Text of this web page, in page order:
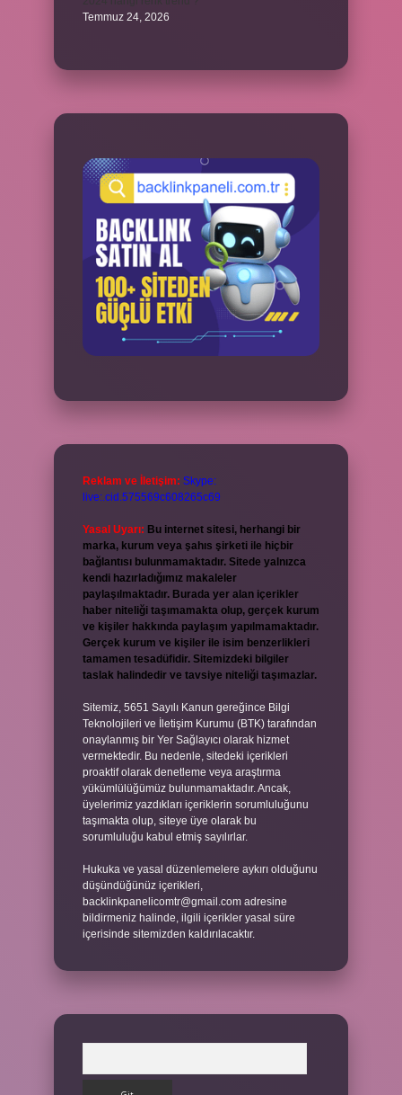
Temmuz 24, 2026
Reklam ve İletişim: Skype:
live:.cid.575569c608265c69
Yasal Uyarı: Bu internet sitesi, herhangi bir
marka, kurum veya şahıs şirketi ile hiçbir
bağlantısı bulunmamaktadır. Sitede yalnızca
kendi hazırladığımız makaleler
paylaşılmaktadır. Burada yer alan içerikler
haber niteliği taşımamakta olup, gerçek kurum
ve kişiler hakkında paylaşım yapılmamaktadır.
Gerçek kurum ve kişiler ile isim benzerlikleri
tamamen tesadüfidir. Sitemizdeki bilgiler
taslak halindedir ve tavsiye niteliği taşımazlar.
Sitemiz, 5651 Sayılı Kanun gereğince Bilgi
Teknolojileri ve İletişim Kurumu (BTK) tarafından
onaylanmış bir Yer Sağlayıcı olarak hizmet
vermektedir. Bu nedenle, sitedeki içerikleri
proaktif olarak denetleme veya araştırma
yükümlülüğümüz bulunmamaktadır. Ancak,
üyelerimiz yazdıkları içeriklerin sorumluluğunu
taşımakta olup, siteye üye olarak bu
sorumluluğu kabul etmiş sayılırlar.
Hukuka ve yasal düzenlemelere aykırı olduğunu
düşündüğünüz içerikleri,
backlinkpanelicomtr@gmail.com adresine
bildirmeniz halinde, ilgili içerikler yasal süre
içerisinde sitemizden kaldırılacaktır.